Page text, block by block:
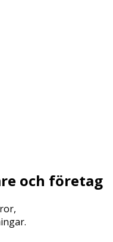
och företag